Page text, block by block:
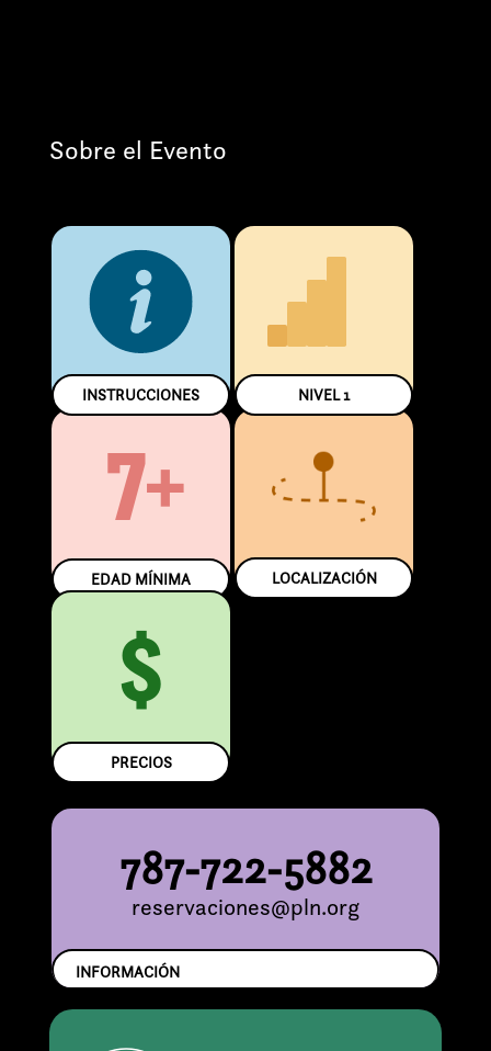
Sobre el Evento
INSTRUCCIONES NIVEL1
7+
EDAD MÍNIMA LOCALIZACIÓN
$
PRECIOS
787-722-5882
reservaciones@pln.org
INFORMACIÓN